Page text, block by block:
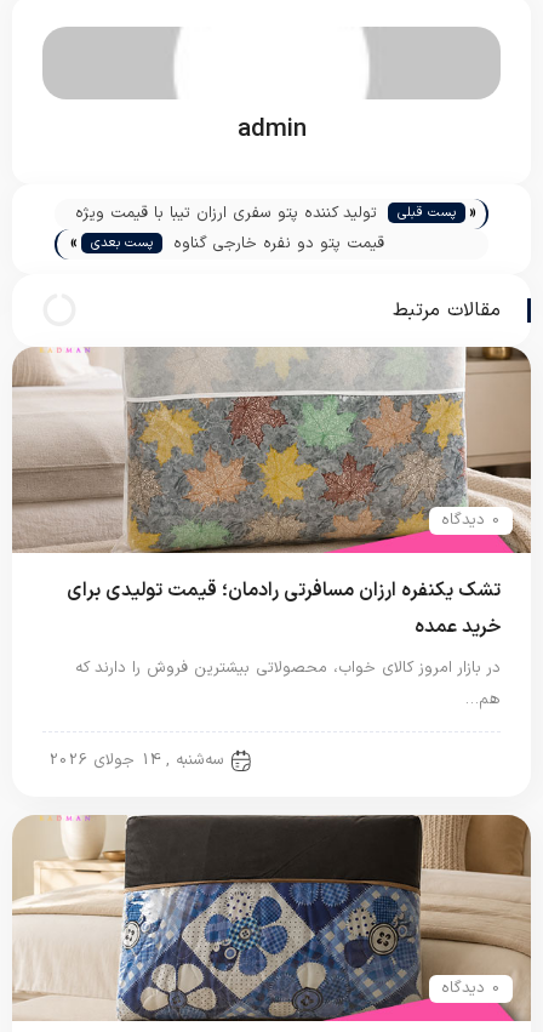
admin
« پست قبلی
تولید کننده پتو سفری ارزان تیبا با قیمت ویژه
قیمت پتو دو نفره خارجی گناوه
پست بعدی »
مقالات مرتبط
0 دیدگاه
تشک یکنفره ارزان مسافرتی رادمان؛ قیمت تولیدی برای
خرید عمده
در بازار امروز کالای خواب، محصولاتی بیشترین فروش را دارند که
هم…
سه‌شنبه , 14 جولای 2026
0 دیدگاه